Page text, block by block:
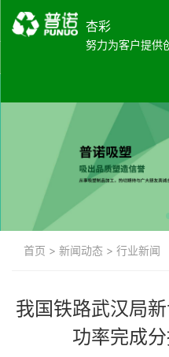
杏彩
努力为客户提供
首页 > 新闻动态 > 行业新闻
我国铁路武汉局
功率完成